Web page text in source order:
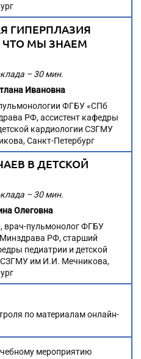
ГИПЕРПЛАЗИЯ
МЫ ЗНАЕМ
– 30 мин.
Ивановна
ФГБУ «СПб
РФ, ассистент кафедры
кардиологии СЗГМУ
Санкт-Петербург
В ДЕТСКОЙ
– 30 мин.
Олеговна
врач-пульмонолог ФГБУ
РФ, старший
педиатрии и детской
СЗГМУ им И.И. Мечникова,
по материалам онлайн-
мероприятию